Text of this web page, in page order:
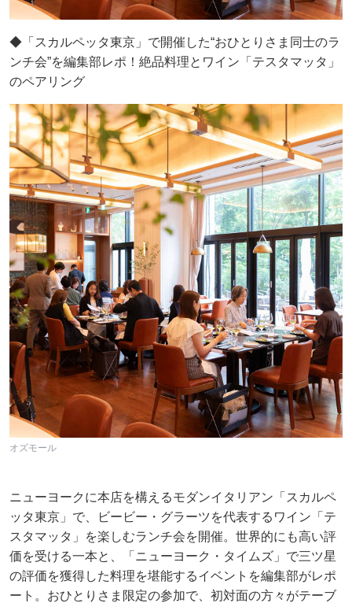
◆「スカルペッタ東京」で開催した“おひとりさま同士のラ
ンチ会”を編集部レポ！絶品料理とワイン「テスタマッタ」
のペアリング
オズモール
ニューヨークに本店を構えるモダンイタリアン「スカルペ
ッタ東京」で、ビービー・グラーツを代表するワイン「テ
スタマッタ」を楽しむランチ会を開催。世界的にも高い評
価を受ける一本と、「ニューヨーク・タイムズ」で三ツ星
の評価を獲得した料理を堪能するイベントを編集部がレポ
ート。おひとりさま限定の参加で、初対面の方々がテーブ